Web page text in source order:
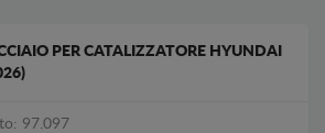
PER CATALIZZATORE HYUNDAI
97.097